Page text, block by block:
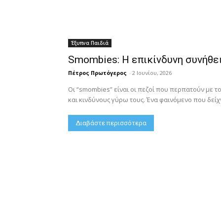
Έξυπνα Παιδιά
Smombies: Η επικίνδυνη
Πέτρος Πρωτόγερος - 2 Ιουνίου, 2026
Οι “smombies” είναι οι πεζοί που περπατούν με
και κινδύνους γύρω τους. Ένα φαινόμενο που
Διαβάστε περισσότερα